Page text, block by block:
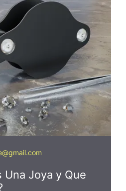
Una Joya y Que